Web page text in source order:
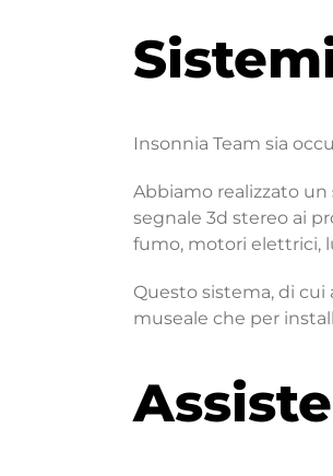
Insonnia Team sia
Abbiamo realizzato un
segnale 3d stereo ai
fumo, motori elettrici,
Questo sistema, di
museale che per